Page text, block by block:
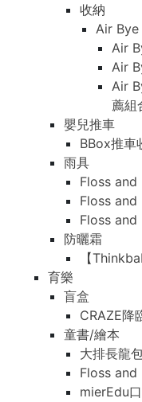
收納
Air Bye
Air
Air
Air
薦組
嬰兒推車
BBox推車
雨具
Floss and
Floss and
Floss and
防曬霜
【
育樂
盲盒
CRAZE降
童書/繪本
大排長龍
Floss and
mierEdu